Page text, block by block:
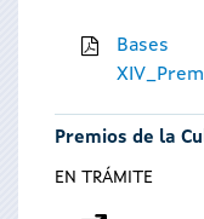
Bases
Premios de la
EN TRÁMITE